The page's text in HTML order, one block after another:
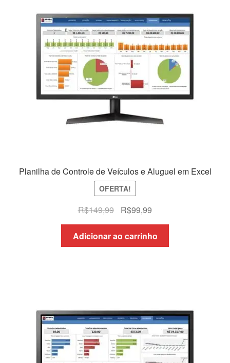
Planilha de Controle de Veículos e Aluguel em Excel
OFERTA!
R$149,99
O
preço
original
era:
R$99,99
preço
atual
é:
Adicionar ao carrinho